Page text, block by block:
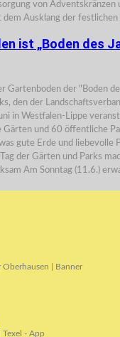
von Adventskränzen
dem Ausklang der
ist „Boden des
Gartenboden der "Boden
den der
in Westfalen-Lippe
Gärten und 60 öffentliche
gute Erde und liebevolle
der Gärten und Parks
Am Sonntag (11.6.)
| Banner
- App